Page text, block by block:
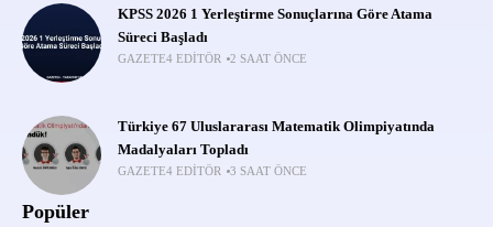
KPSS 2026 1 Yerleştirme Sonuçlarına Göre Atama
Süreci Başladı
GAZETE4 EDITÖR 2 SAAT ÖNCE
Türkiye 67 Uluslararası Matematik Olimpiyatında
Madalyaları Topladı
GAZETE4 EDITÖR 3 SAAT ÖNCE
Popüler